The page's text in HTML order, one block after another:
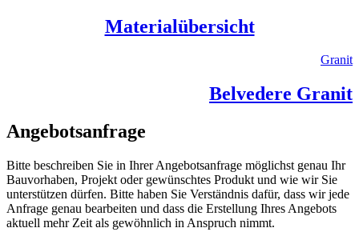
Materialübersicht
Granit
Belvedere Granit
Angebotsanfrage
Bitte beschreiben Sie in Ihrer Angebotsanfrage möglichst genau Ihr
Bauvorhaben, Projekt oder gewünschtes Produkt und wie wir Sie
unterstützen dürfen. Bitte haben Sie Verständnis dafür, dass wir jede
Anfrage genau bearbeiten und dass die Erstellung Ihres Angebots
aktuell mehr Zeit als gewöhnlich in Anspruch nimmt.